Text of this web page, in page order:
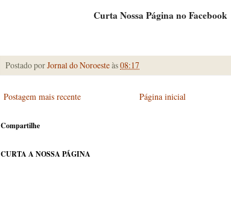
Curta Nossa Página no Facebook
Postado porJornal do Noroesteàs08:17
Postagem mais recente Página inicial
Compartilhe
CURTA A NOSSA PÁGINA